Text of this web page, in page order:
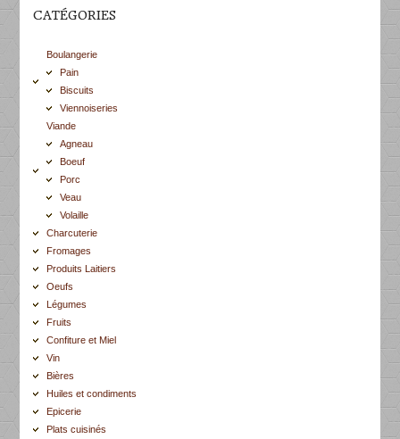
CATÉGORIES
Boulangerie
Pain
Biscuits
Viennoiseries
Viande
Agneau
Boeuf
Porc
Veau
Volaille
Charcuterie
Fromages
Produits Laitiers
Oeufs
Légumes
Fruits
Confiture et Miel
Vin
Bières
Huiles et condiments
Epicerie
Plats cuisinés